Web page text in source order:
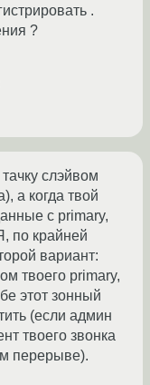
.
?
слэйвом
а когда твой
с primary,
по крайней
вариант:
твоего primary,
этот зонный
(если админ
твоего звонка
перерыве).